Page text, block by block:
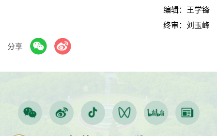
编辑：王学锋
终审：刘玉峰
分享